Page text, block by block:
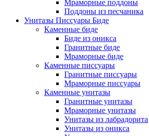
Мраморные поддоны
Поддоны из песчаника
Унитазы Писсуары Биде
Каменные биде
Биде из оникса
Гранитные биде
Мраморные биде
Каменные писсуары
Гранитные писсуары
Мраморные писсуары
Каменные унитазы
Гранитные унитазы
Мраморные унитазы
Унитазы из лабрадорита
Унитазы из оникса